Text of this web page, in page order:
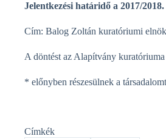
Jelentkezési határidő a 2017/
Cím: Balog Zoltán kuratóriumi
A döntést az Alapítvány
* előnyben részesülnek a
Címkék